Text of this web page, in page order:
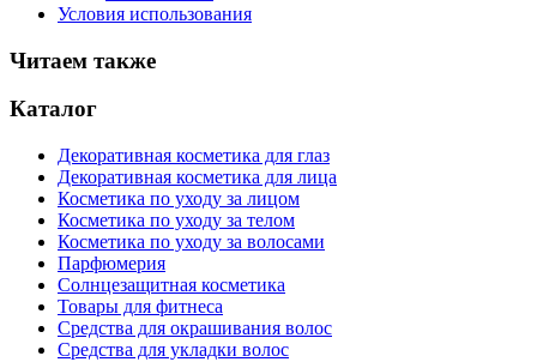
Условия использования
Читаем также
Каталог
Декоративная косметика для глаз
Декоративная косметика для лица
Косметика по уходу за лицом
Косметика по уходу за телом
Косметика по уходу за волосами
Парфюмерия
Солнцезащитная косметика
Товары для фитнеса
Средства для окрашивания волос
Средства для укладки волос